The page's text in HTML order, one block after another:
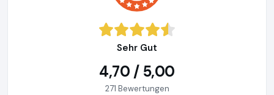
Sehr Gut
4,70 / 5,00
271 Bewertungen